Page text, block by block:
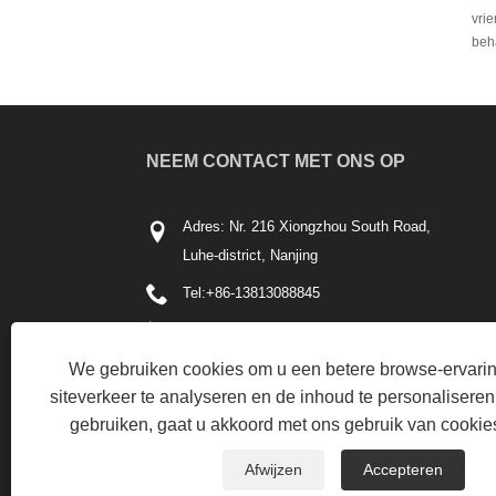
NEEM CONTACT MET ONS OP
Adres: Nr. 216 Xiongzhou South Road,
Luhe-district, Nanjing
Tel:+86-13813088845
E-mail:kingda@njmjst.com
Fax: +86-025-57611586
We gebruiken cookies om u een betere browse-
siteverkeer te analyseren en de inhoud te
gebruiken, gaat u akkoord met ons gebruik van
Afwijzen Accepteren